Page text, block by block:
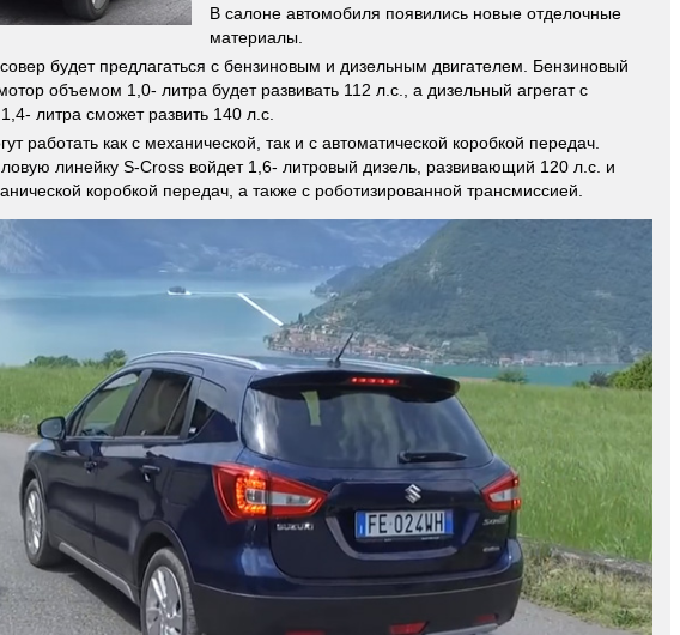
В салоне автомобиля появились новые отделочные
материалы.
будет предлагаться с бензиновым и дизельным двигателем. Бензиновый
объемом 1,0- литра будет развивать 112 л.с., а дизельный агрегат с
литра сможет развить 140 л.с.
работать как с механической, так и с автоматической коробкой передач.
линейку S-Cross войдет 1,6- литровый дизель, развивающий 120 л.с. и
коробкой передач, а также с роботизированной трансмиссией.